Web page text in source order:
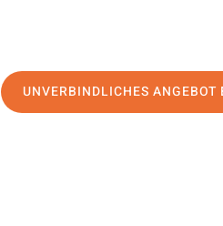
UNVERBINDLICHES ANGEBOT